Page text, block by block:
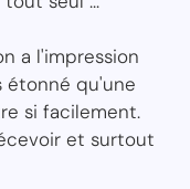
a l'impression
étonné qu'une
si facilement.
et surtout